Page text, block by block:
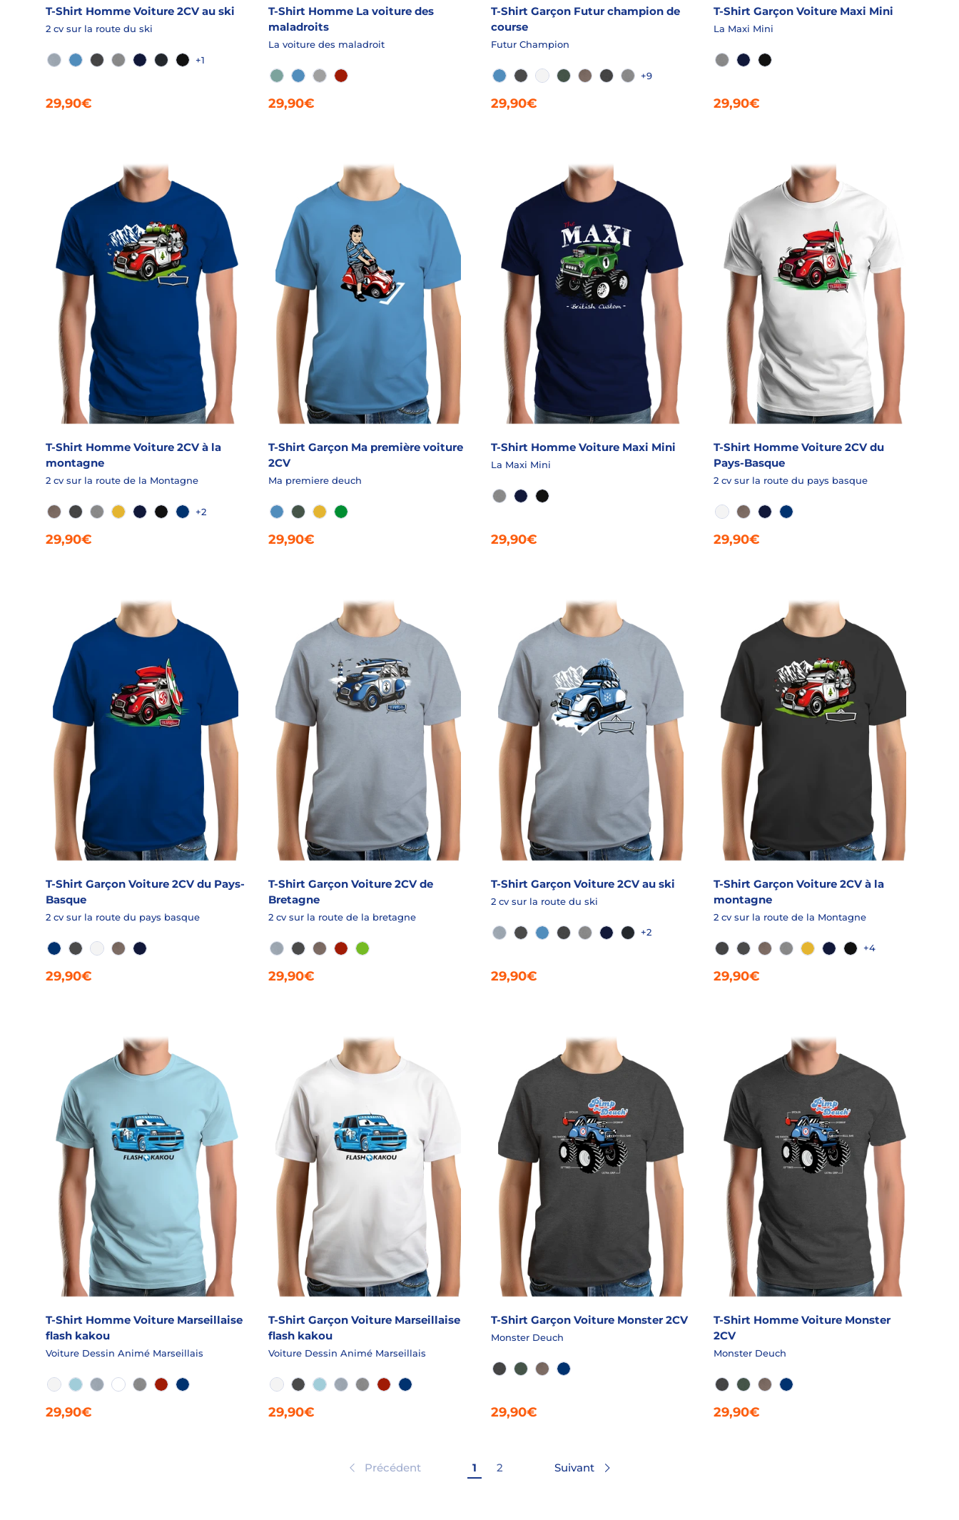
T-Shirt Homme Voiture 2CV au ski
2 cv sur la route du ski
AQUA CHINÉ
AZURGRANIT CHINÉ
GRIS CHINÉ
MARINEMARINE SLUB
NOIR
+1
29,90€
T-Shirt Homme La voiture des
maladroits
La voiture des maladroit
VERT ADISE
AZURACIERROUGE
29,90€
T-Shirt Garçon Futur champion de
course
Futur Champion
AZURANTHRACITE
BLANCEPICEA CHINÉ
FICELLE CHINÉ
GRANIT CHINÉ
GRIS CHINÉ
+9
29,90€
T-Shirt Garçon Voiture Maxi Mini
La Maxi Mini
GRIS CHINÉ
MARINE
NOIR
29,90€
T-Shirt Homme Voiture 2CV à la
montagne
2 cv sur la route de la Montagne
FICELLE CHINÉ
GRANIT CHINÉ
GRIS CHINÉ
JAUNEMARINENOIRROYALE
+2
29,90€
T-Shirt Garçon Ma première voiture
2CV
Ma premiere deuch
AZUREPICEA CHINÉ
JAUNEVERT TENDRE
29,90€
T-Shirt Homme Voiture Maxi Mini
La Maxi Mini
GRIS CHINÉ
MARINE
NOIR
29,90€
T-Shirt Homme Voiture 2CV du
Pays-Basque
2 cv sur la route du pays basque
BLANCFICELLE CHINÉ
MARINEROYALE
29,90€
T-Shirt Garçon Voiture 2CV du Pays-
Basque
2 cv sur la route du pays basque
ROYALEANTHRACITE
BLANCFICELLE CHINÉ
MARINE
29,90€
T-Shirt Garçon Voiture 2CV de
Bretagne
2 cv sur la route de la bretagne
AQUA CHINÉ
ANTHRACITE
FICELLE CHINÉ
ROUGEVERT DRY
29,90€
T-Shirt Garçon Voiture 2CV au ski
2 cv sur la route du ski
AQUA CHINÉ
ANTHRACITE
AZURGRANIT CHINÉ
GRIS CHINÉ
MARINEMARINE SLUB
+2
29,90€
T-Shirt Garçon Voiture 2CV à la
montagne
2 cv sur la route de la Montagne
GRANIT CHINÉ
ANTHRACITE
FICELLE CHINÉ
GRIS CHINÉ
JAUNEMARINE
NOIR
+4
29,90€
T-Shirt Homme Voiture Marseillaise
flash kakou
Voiture Dessin Animé Marseillais
BLANCAQUAAQUA CHINÉ
BLANC SLUB
GRIS CHINÉ
ROUGEROYALE
29,90€
T-Shirt Garçon Voiture Marseillaise
flash kakou
Voiture Dessin Animé Marseillais
BLANCANTHRACITE
AQUAAQUA CHINÉ
GRIS CHINÉ
ROUGEROYALE
29,90€
T-Shirt Garçon Voiture Monster 2CV
Monster Deuch
GRANIT CHINÉ
EPICEA CHINÉ
FICELLE CHINÉ
ROYALE
29,90€
T-Shirt Homme Voiture Monster
2CV
Monster Deuch
GRANIT CHINÉ
EPICEA CHINÉ
FICELLE CHINÉ
ROYALE
29,90€
Précédent 1 2 Suivant